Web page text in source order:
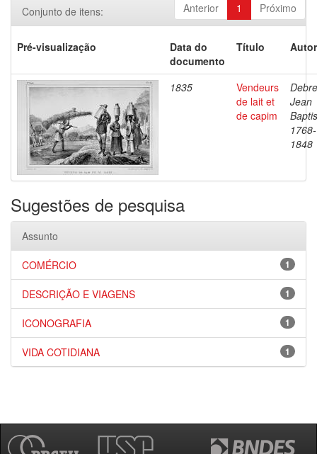
Anterior 1 Próximo
Conjunto de itens:
Pré-visualização
Data do
documento
Título
1835
Vendeurs
de lait et
de capim
Jean
1768-
1848
Sugestões de pesquisa
Assunto
1
COMÉRCIO
1
DESCRIÇÃO E VIAGENS
1
ICONOGRAFIA
1
VIDA COTIDIANA